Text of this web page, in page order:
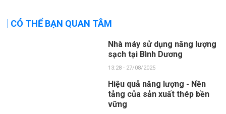
CÓ THỂ BẠN QUAN TÂM
Nhà máy sử dụng năng lượng
sạch tại Bình Dương
13:28 - 27/08/2025
Hiệu quả năng lượng - Nền
tảng của sản xuất thép bền
vững